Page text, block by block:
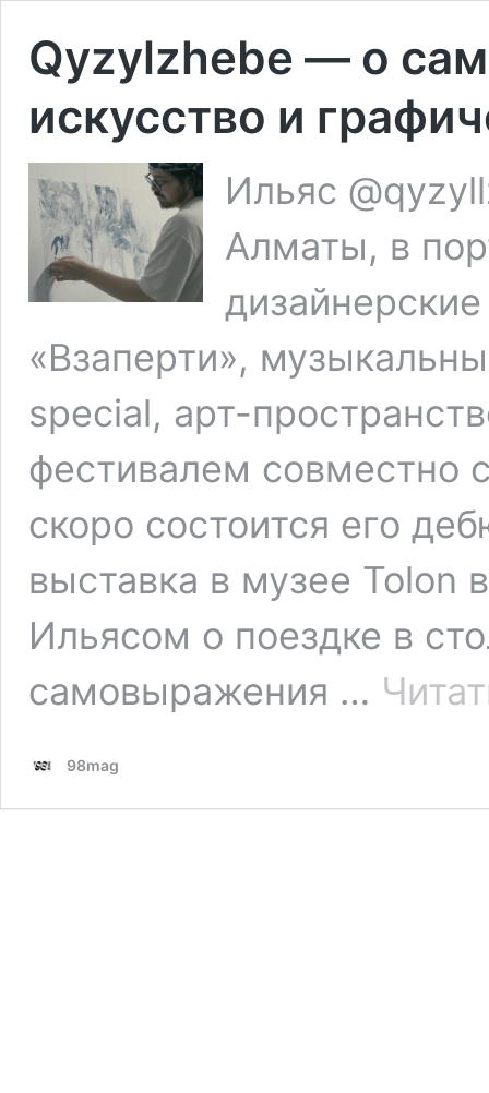
Qyzylzhebe — о
искусство и
Ильяс
Алматы, в
«Взаперти»,
special, арт-
фестивалем совместно
скоро состоится его
выставка в музее Tolon
Ильясом о поездке в
самовыражения …
98mag